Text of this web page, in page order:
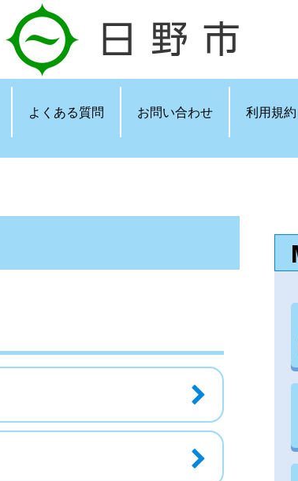
よくある質問 お問い合わせ 利用規約